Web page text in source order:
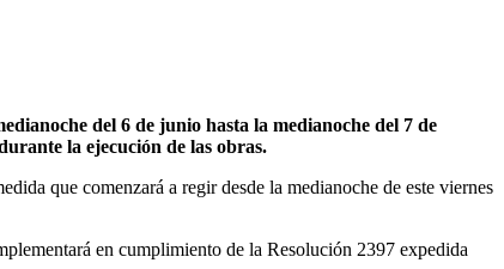
del 6 de junio hasta la medianoche del 7 de
la ejecución de las obras.
que comenzará a regir desde la medianoche de este viernes
en cumplimiento de la Resolución 2397 expedida